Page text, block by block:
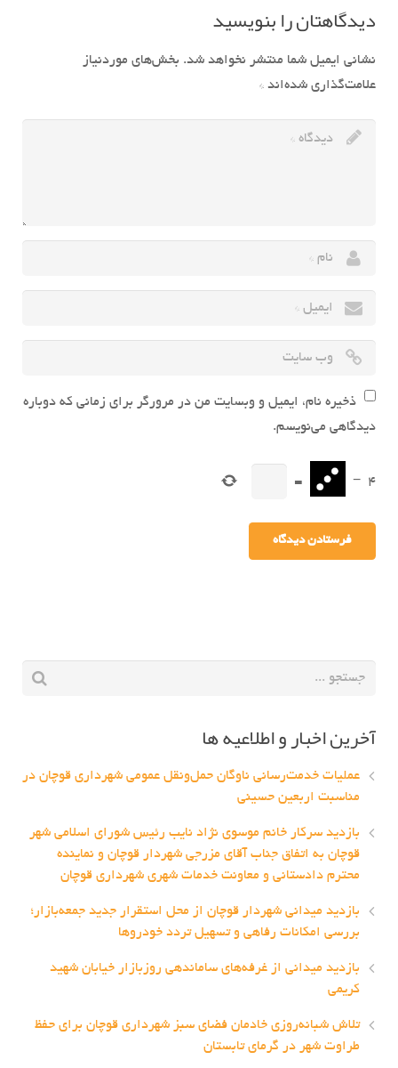
دیدگاهتان را بنویسید
نشانی ایمیل شما منتشر نخواهد شد. بخش‌های موردنیاز
علامت‌گذاری شده‌اند *
ذخیره نام، ایمیل و وبسایت من در مرورگر برای زمانی که دوباره
دیدگاهی می‌نویسم.
4
−
=
آخرین اخبار و اطلاعیه ها
عملیات خدمت‌رسانی ناوگان حمل‌ونقل عمومی شهرداری قوچان در
مناسبت اربعین حسینی
بازدید سرکار خانم موسوی نژاد نایب رئیس شورای اسلامی شهر
قوچان به اتفاق جناب آقای مزرجی شهردار قوچان و نماینده
محترم دادستانی و معاونت خدمات شهری شهرداری قوچان
بازدید میدانی شهردار قوچان از محل استقرار جدید جمعه‌بازار؛
بررسی امکانات رفاهی و تسهیل تردد خودروها
بازدید میدانی از غرفه‌های ساماندهی روزبازار خیابان شهید
کریمی
تلاش شبانه‌روزی خادمان فضای سبز شهرداری قوچان برای حفظ
طراوت شهر در گرمای تابستان